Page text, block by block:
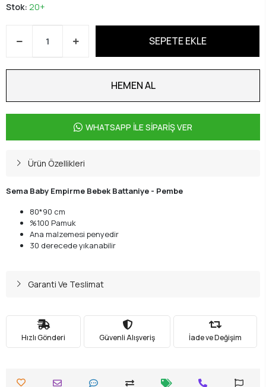
Stok: 20+
SEPETE EKLE
HEMEN AL
WHATSAPP İLE SİPARİŞ VER
Ürün Özellikleri
Sema Baby Empirme Bebek Battaniye - Pembe
80*90 cm
%100 Pamuk
Ana malzemesi penyedir
30 derecede yıkanabilir
Garanti Ve Teslimat
Hızlı Gönderi Güvenli Alışveriş İade ve Değişim